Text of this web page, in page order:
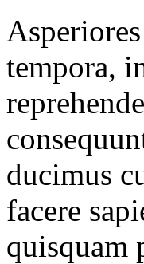
tempora,
ducimus
facere
quisquam